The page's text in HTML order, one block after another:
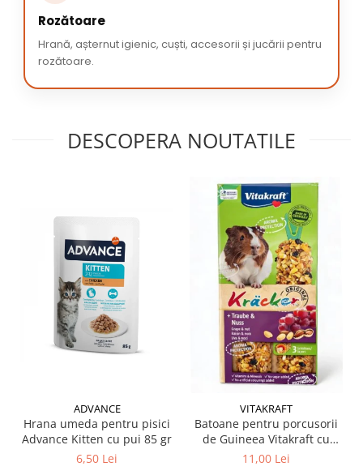
Rozătoare
Hrană, așternut igienic, cuști, accesorii și jucării pentru
rozătoare.
DESCOPERA NOUTATILE
ADVANCE
Hrana umeda pentru pisici
Advance Kitten cu pui 85 gr
6,50 Lei
VITAKRAFT
Batoane pentru porcusorii
de Guineea Vitakraft cu
struguri & nuci 2 buc
11,00 Lei